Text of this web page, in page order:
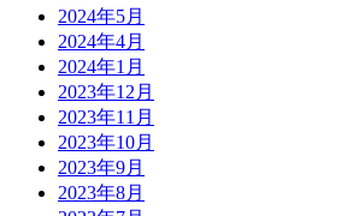
2024年5月
2024年4月
2024年1月
2023年12月
2023年11月
2023年10月
2023年9月
2023年8月